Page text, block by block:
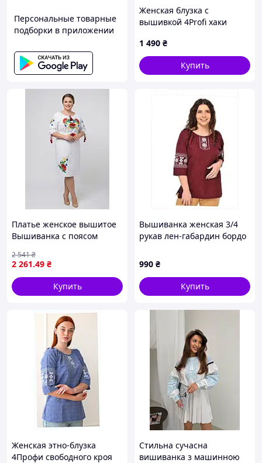
Персональные товарные
подборки в приложении
Женская блузка с
вышивкой 4Profi хаки
1 490 ₴
Купить
Платье женское вышитое
Вышиванка с поясом
60
2 261.49 ₴
2 541₴
Купить
Вышиванка женская 3/4
рукав лен-габардин бордо
86M138E42
990 ₴
Купить
Женская этно-блузка
4Профи свободного кроя
Стильна сучасна
вишиванка з машинною